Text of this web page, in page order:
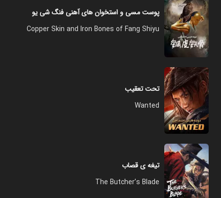
پوست مسی و استخوان های آهنی فنگ شی یو
Copper Skin and Iron Bones of Fang Shiyu
تحت تعقیب
Wanted
تیغه ی قصاب
The Butcher’s Blade